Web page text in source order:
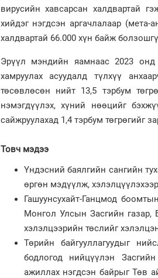
вирусийн хавсарсан халдвартай
хийдэг нэгдсэн аргачлалаар
халдвартай 66.000 хүн байж
Эрүүл мэндийн яамнаас 2023 онд
хамруулах асуудалд түлхүү
төсөвлөсөн нийт 13,5 тэрбум
нэмэгдүүлэх, хүний нөөцийг
сайжруулахад 1,4 тэрбум төгрөгийг
Товч мэдээ
Үндэсний баялгийн сангийн
өргөн мэдүүлж,
Гашуунсухайт-Ганцмод
Монгол Улсын Засгийн газар,
хэлэлцээрийн төслийг
Төрийн байгууллагуудыг
бодлогод нийцүүлэн
ажиллах нэгдсэн байрыг Төв